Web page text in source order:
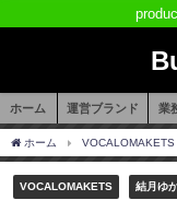
ホーム 運営ブランド 業
ホーム VOCALOMAKETS
VOCALOMAKETS 結月ゆ